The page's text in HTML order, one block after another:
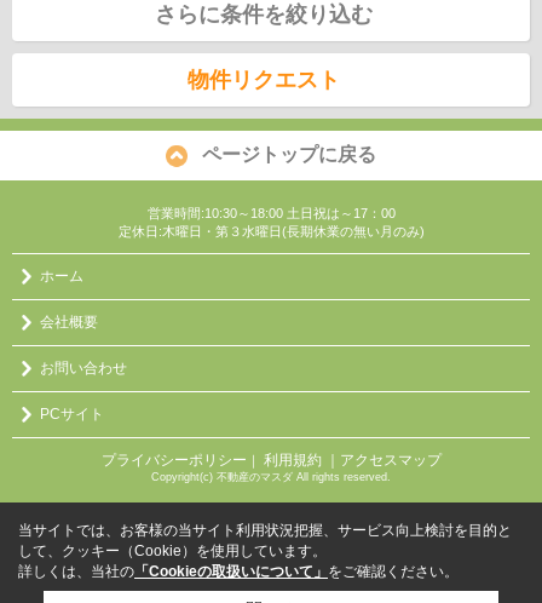
さらに条件を絞り込む
物件リクエスト
ページトップに戻る
営業時間:10:30～18:00 土日祝は～17：00
定休日:木曜日・第３水曜日(長期休業の無い月のみ)
ホーム
会社概要
お問い合わせ
PCサイト
プライバシーポリシー ｜ 利用規約 ｜アクセスマップ
Copyright(c) 不動産のマスダ All rights reserved.
当サイトでは、お客様の当サイト利用状況把握、サービス向上検討を目的と
して、クッキー（Cookie）を使用しています。
詳しくは、当社の 「Cookieの取扱いについて」 をご確認ください。